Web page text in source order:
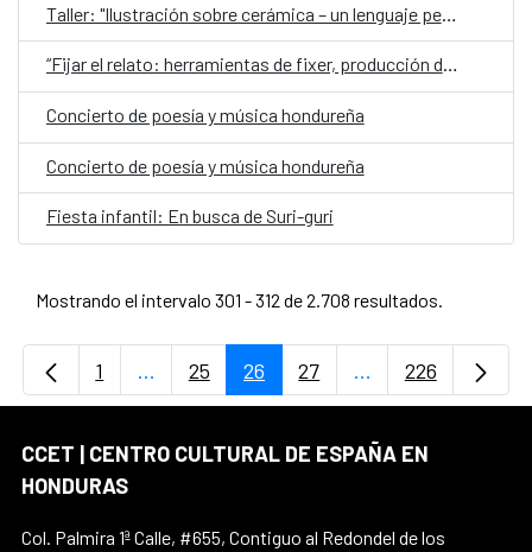
Taller: "Ilustración sobre cerámica – un lenguaje personal”
“Fijar el relato: herramientas de fixer, producción de campo y asistencia de dirección en proyectos audiovisuales y periodísticos”
Concierto de poesía y música hondureña
Concierto de poesía y música hondureña
Fiesta infantil: En busca de Suri-guri
Mostrando el intervalo 301 - 312 de 2.708 resultados.
Página
1 ...Páginas intermedias Use TAB para
Página
25 Página
26 Página
27 ...PáginasPágina
226
CCET | CENTRO CULTURAL DE ESPAÑA EN
HONDURAS
Col. Palmira 1ª Calle, #655, Contiguo al Redondel de los